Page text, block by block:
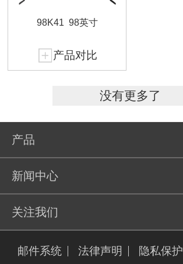
98K41 98英寸
产品对比
没有更多了
产品
新闻中心
关注我们
邮件系统 法律声明 隐私保护